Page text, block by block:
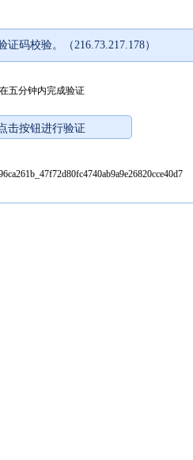
码校验。（216.73.217.178）
五分钟内完成验证